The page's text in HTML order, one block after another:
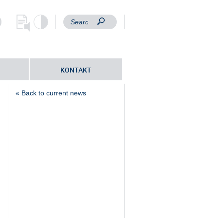
KONTAKT
« Back to current news